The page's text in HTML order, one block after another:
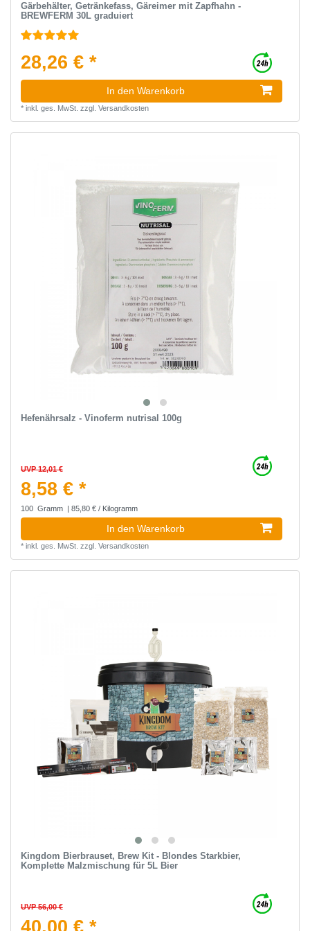
Gärbehälter, Getränkefass, Gäreimer mit Zapfhahn -
BREWFERM 30L graduiert
28,26 € *
In den Warenkorb
* inkl. ges. MwSt. zzgl. Versandkosten
Hefenährsalz - Vinoferm nutrisal 100g
UVP 12,01 €
8,58 € *
100 Gramm | 85,80 € / Kilogramm
In den Warenkorb
* inkl. ges. MwSt. zzgl. Versandkosten
Kingdom Bierbrauset, Brew Kit - Blondes Starkbier,
Komplette Malzmischung für 5L Bier
UVP 56,00 €